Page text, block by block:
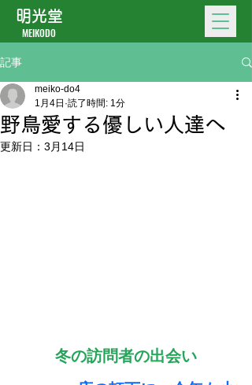
明光堂
MEIKODO
記事
野鳥愛する優しい人達へ
meiko-do4
1月4日 読了時間: 1分
更新日： 3月14日
冬の訪問者の出会い